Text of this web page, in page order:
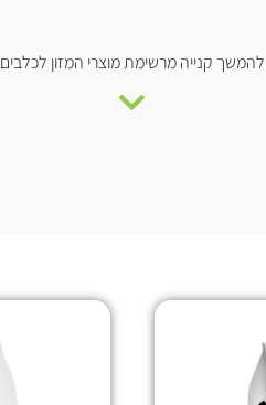
להמשך קנייה מרשימת מוצרי המזון לכלבים